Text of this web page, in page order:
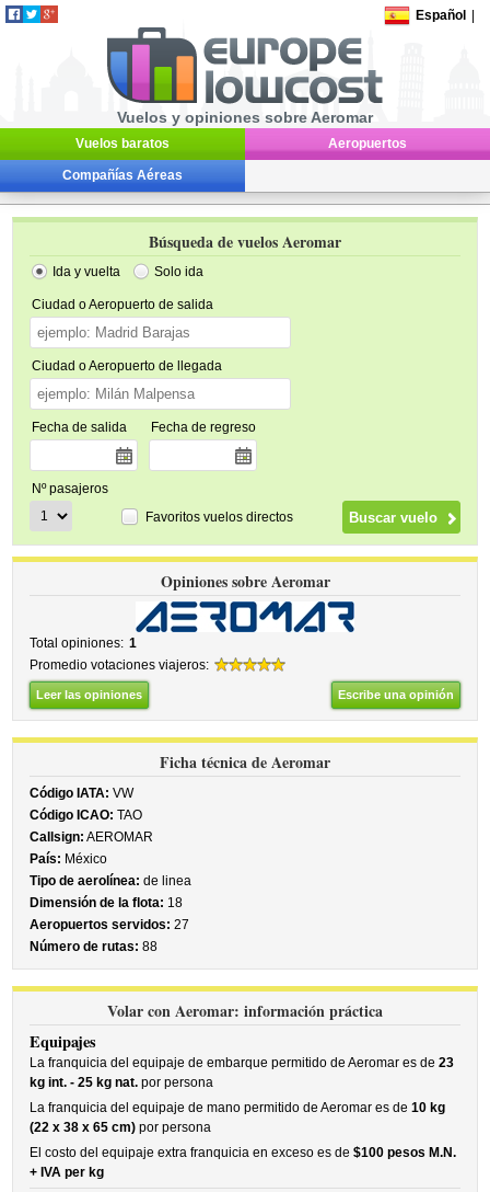
Español
Vuelos y opiniones sobre Aeromar
Vuelos baratos Aeropuertos
Compañías Aéreas
Búsqueda de vuelos Aeromar
Ida y vuelta Solo ida
Ciudad o Aeropuerto de salida
Ciudad o Aeropuerto de llegada
Fecha de salida Fecha de regreso
Nº pasajeros
Favoritos vuelos directos
Opiniones sobre Aeromar
Total opiniones: 1
Promedio votaciones viajeros:
Leer las opiniones Escribe una opinión
Ficha técnica de Aeromar
Código IATA: VW
Código ICAO: TAO
Callsign: AEROMAR
País: México
Tipo de aerolínea: de linea
Dimensión de la flota: 18
Aeropuertos servidos: 27
Número de rutas: 88
Volar con Aeromar: información práctica
Equipajes
La franquicia del equipaje de embarque permitido de Aeromar es de23
kg int. - 25 kg nat. por persona
La franquicia del equipaje de mano permitido de Aeromar es de10 kg
(22 x 38 x 65 cm) por persona
El costo del equipaje extra franquicia en exceso es de$100 pesos M.N.
+ IVA per kg